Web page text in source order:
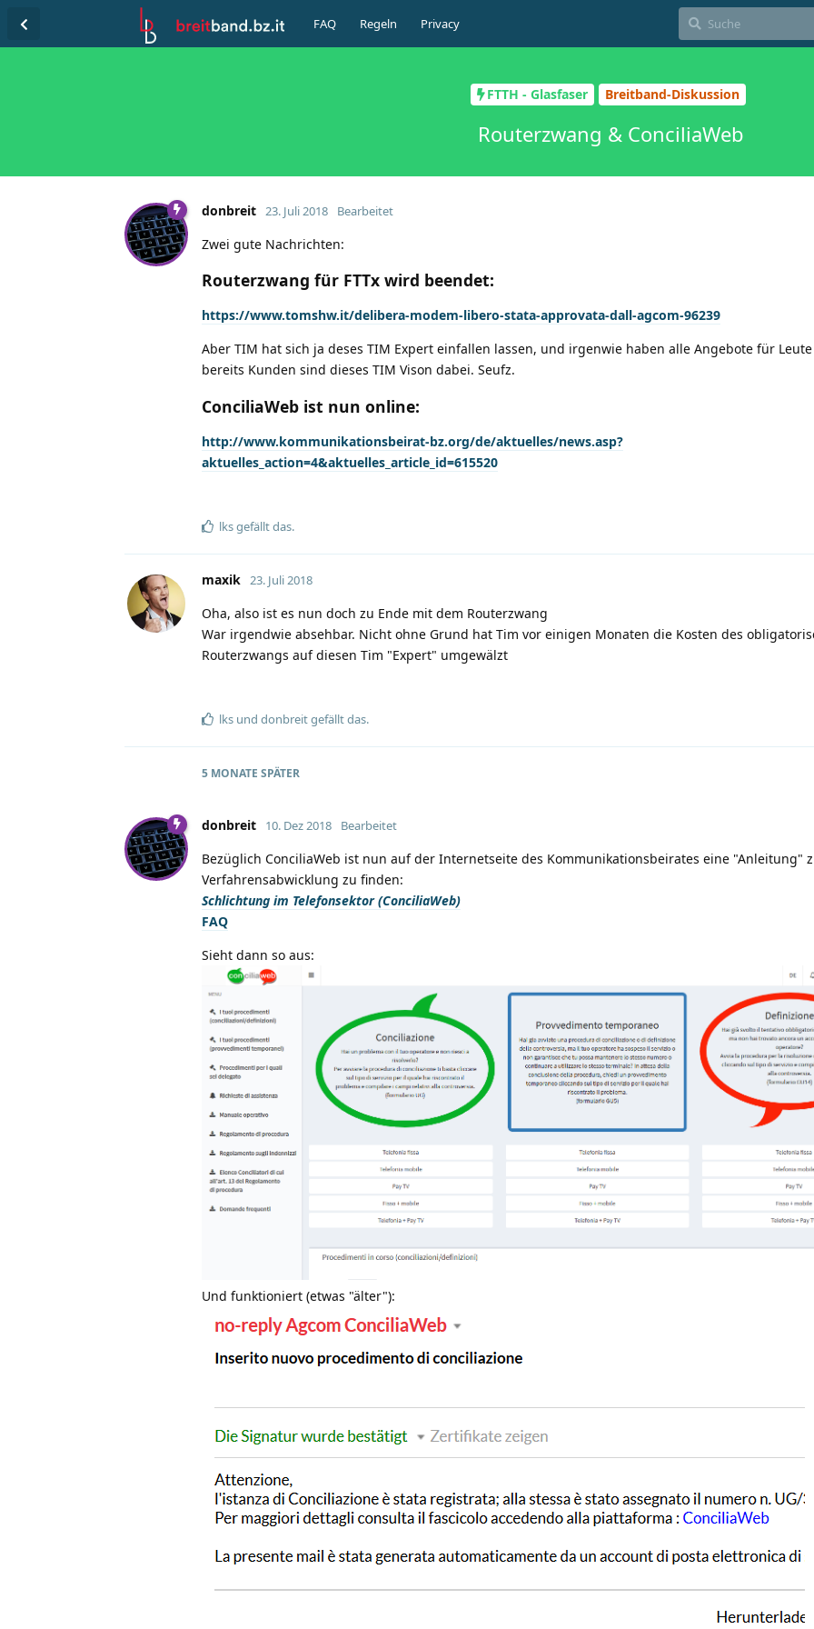
FAQ Regeln Privacy
FTTH - Glasfaser Breitband-Diskussion
Routerzwang & ConciliaWeb
donbreit 23. Juli 2018 Bearbeitet
Zwei gute Nachrichten:
Routerzwang für FTTx wird beendet:
https://www.tomshw.it/delibera-modem-libero-stata-approvata-dall-agcom-96239
Aber TIM hat sich ja deses TIM Expert einfallen lassen, und irgenwie haben alle Angebote für
bereits Kunden sind dieses TIM Vison dabei. Seufz.
ConciliaWeb ist nun online:
http://www.kommunikationsbeirat-bz.org/de/aktuelles/news.asp?
aktuelles_action=4&aktuelles_article_id=615520
lksgefällt das.
maxik 23. Juli 2018
Oha, also ist es nun doch zu Ende mit dem Routerzwang
War irgendwie absehbar. Nicht ohne Grund hat Tim vor einigen Monaten die Kosten des
Routerzwangs auf diesen Tim "Expert" umgewälzt
lks und donbreitgefällt das.
5 MONATE SPÄTER
donbreit 10. Dez 2018 Bearbeitet
Bezüglich ConciliaWeb ist nun auf der Internetseite des Kommunikationsbeirates eine "Anleitung"
Verfahrensabwicklung zu finden:
Schlichtung im Telefonsektor (ConciliaWeb)
FAQ
Sieht dann so aus:
Und funktioniert (etwas "älter"):